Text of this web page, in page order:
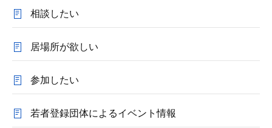
相談したい
居場所が欲しい
参加したい
若者登録団体によるイベント情報